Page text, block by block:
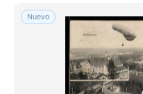
Nuevo